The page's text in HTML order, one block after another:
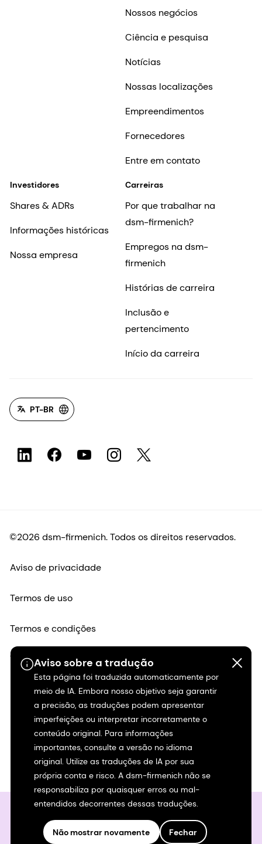
Aviso sobre a tradução
Esta página foi traduzida automaticamente por
meio de IA. Embora nosso objetivo seja garantir
a precisão, as traduções podem apresentar
imperfeições ou interpretar incorretamente o
conteúdo original. Para informações
importantes, consulte a versão no idioma
original. Utilize as traduções de IA por sua
própria conta e risco. A dsm-firmenich não se
responsabiliza por quaisquer erros ou mal-
entendidos decorrentes dessas traduções.
Não mostrar novamente Fechar
Nossos negócios
Ciência e pesquisa
Notícias
Nossas localizações
Empreendimentos
Fornecedores
Entre em contato
Investidores
Shares & ADRs
Informações históricas
Nossa empresa
Carreiras
Por que trabalhar na
dsm-firmenich?
Empregos na dsm-
firmenich
Histórias de carreira
Inclusão e
pertencimento
Início da carreira
PT-BR
©2026 dsm-firmenich. Todos os direitos reservados.
Aviso de privacidade
Termos de uso
Termos e condições
Transparência na Califórnia
Declaração de acessibilidade
Informações legais
Mapa do site